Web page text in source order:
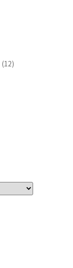
(12)